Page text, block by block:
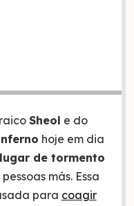
Sheol e do
hoje em dia
lugar de tormento
más. Essa
para coagir